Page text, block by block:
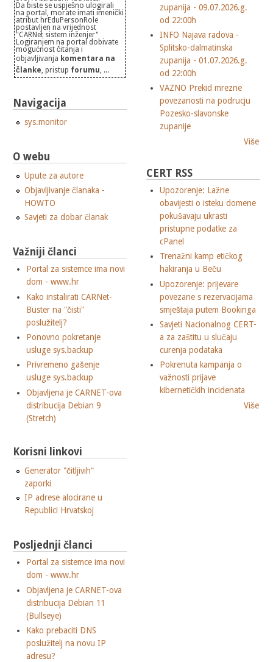
Da biste se uspješno ulogirali
na portal, morate imati imenički
atribut hrEduPersonRole
postavljen na vrijednost
"CARNet sistem inženjer"
Logiranjem na portal dobivate
mogućnost čitanja i
objavljivanja komentara na
članke, pristup forumu, ...
Navigacija
sys.monitor
O webu
Upute za autore
Objavljivanje članaka -
HOWTO
Savjeti za dobar članak
Važniji članci
Portal za sistemce ima novi
dom - www.hr
Kako instalirati CARNet-
Buster na "čisti"
poslužitelj?
Ponovno pokretanje
usluge sys.backup
Privremeno gašenje
usluge sys.backup
Objavljena je CARNET-ova
distribucija Debian 9
(Stretch)
Korisni linkovi
Generator "čitljivih"
zaporki
IP adrese alocirane u
Republici Hrvatskoj
Posljednji članci
Portal za sistemce ima novi
dom - www.hr
Objavljena je CARNET-ova
distribucija Debian 11
(Bullseye)
Kako prebaciti DNS
poslužitelj na novu IP
adresu?
zupanija - 09.07.2026.g.
od 22:00h
INFO Najava radova -
Splitsko-dalmatinska
zupanija - 01.07.2026.g.
od 22:00h
VAZNO Prekid mrezne
povezanosti na podrucju
Pozesko-slavonske
zupanije
Više
CERT RSS
Upozorenje: Lažne
obavijesti o isteku domene
pokušavaju ukrasti
pristupne podatke za
cPanel
Trenažni kamp etičkog
hakiranja u Beču
Upozorenje: prijevare
povezane s rezervacijama
smještaja putem Bookinga
Savjeti Nacionalnog CERT-
a za zaštitu u slučaju
curenja podataka
Pokrenuta kampanja o
važnosti prijave
kibernetičkih incidenata
Više